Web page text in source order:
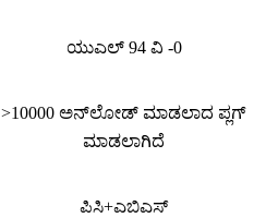
ಯುಎಲ್ 94 ವಿ -0
>10000 ಅನ್‌ಲೋಡ್ ಮಾಡಲಾದ ಪ್ಲಗ್
ಮಾಡಲಾಗಿದೆ
ಪಿಸಿ+ಎಬಿಎಸ್